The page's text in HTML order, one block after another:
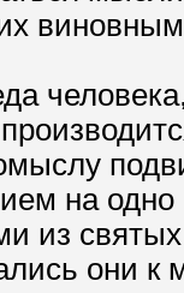
на одно
из
они к